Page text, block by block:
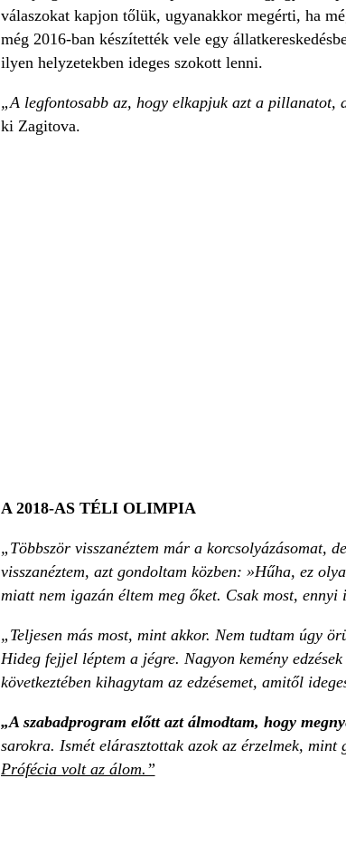
válaszokat kapjon tőlük, ugyanakkor megérti, ha
még 2016-ban készítették vele egy
ilyen helyzetekben ideges szokott lenni.
„A legfontosabb az, hogy elkapjuk azt a pillanatot,
ki Zagitova.
A 2018-AS TÉLI OLIMPIA
„Többször visszanéztem már a korcsolyázásomat,
visszanéztem, azt gondoltam közben: »Hűha, ez
miatt nem igazán éltem meg őket. Csak most,
„Teljesen más most, mint akkor. Nem tudtam úgy
Hideg fejjel léptem a jégre. Nagyon kemény
következtében kihagytam az edzésemet, amitől
„A szabadprogram előtt azt álmodtam, hogy
sarokra. Ismét elárasztottak azok az érzelmek,
Prófécia volt az álom.”